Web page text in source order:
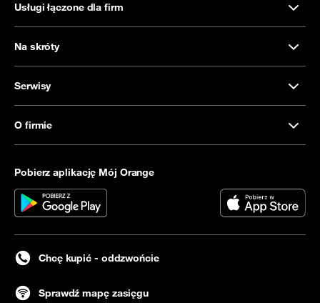
Usługi łączone dla firm
Na skróty
Serwisy
O firmie
Pobierz aplikację Mój Orange
Chcę kupić - oddzwońcie
Sprawdź mapę zasięgu